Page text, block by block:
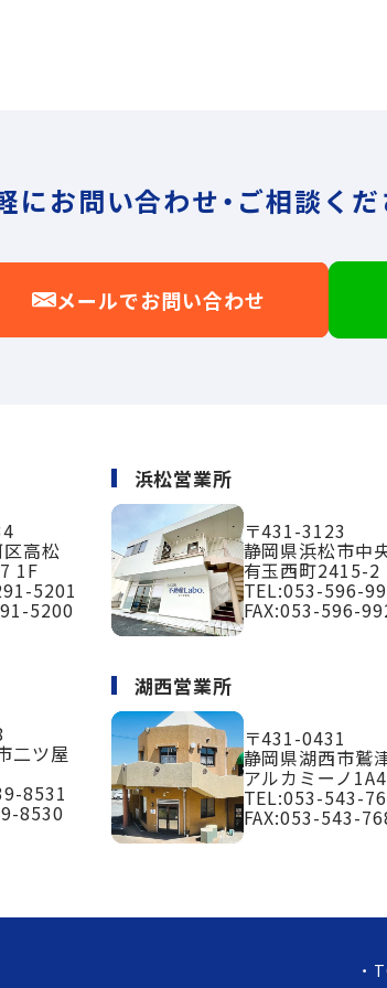
にお問い合わせ・ご相談くだ
メールでお問い合わせ
高松
1F
5201
5200
浜松営業所
〒431-3123
静岡県浜松市中
有玉西町2415-2
TEL:053-596-
FAX:053-596-
二ツ屋
8531
8530
湖西営業所
〒431-0431
静岡県湖西市鷲
アルカミーノ
TEL:053-543-
FAX:053-543-